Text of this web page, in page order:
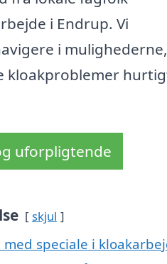
i Endrup. Vi
i mulighederne,
kloakproblemer
uforpligtende
skjul
speciale i